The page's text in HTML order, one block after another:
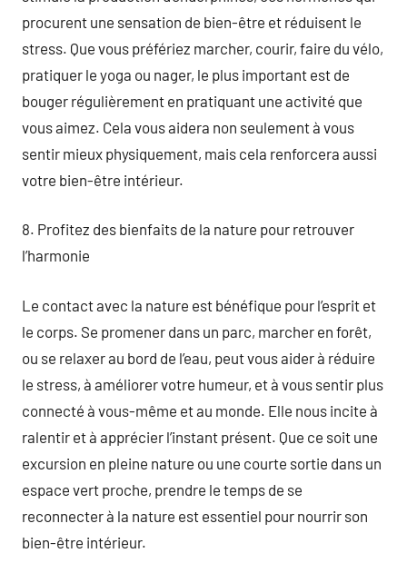
procurent une sensation de bien-être et réduisent le
stress. Que vous préfériez marcher, courir, faire du vélo,
pratiquer le yoga ou nager, le plus important est de
bouger régulièrement en pratiquant une activité que
vous aimez. Cela vous aidera non seulement à vous
sentir mieux physiquement, mais cela renforcera aussi
votre bien-être intérieur.
8. Profitez des bienfaits de la nature pour retrouver
l’harmonie
Le contact avec la nature est bénéfique pour l’esprit et
le corps. Se promener dans un parc, marcher en forêt,
ou se relaxer au bord de l’eau, peut vous aider à réduire
le stress, à améliorer votre humeur, et à vous sentir plus
connecté à vous-même et au monde. Elle nous incite à
ralentir et à apprécier l’instant présent. Que ce soit une
excursion en pleine nature ou une courte sortie dans un
espace vert proche, prendre le temps de se
reconnecter à la nature est essentiel pour nourrir son
bien-être intérieur.